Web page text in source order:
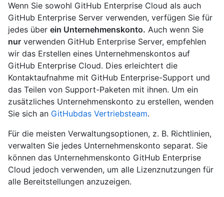
Wenn Sie sowohl GitHub Enterprise Cloud als auch
GitHub Enterprise Server verwenden, verfügen Sie für
jedes über ein Unternehmenskonto. Auch wenn Sie
nur verwenden GitHub Enterprise Server, empfehlen
wir das Erstellen eines Unternehmenskontos auf
GitHub Enterprise Cloud. Dies erleichtert die
Kontaktaufnahme mit GitHub Enterprise-Support und
das Teilen von Support-Paketen mit ihnen. Um ein
zusätzliches Unternehmenskonto zu erstellen, wenden
Sie sich an GitHubdas Vertriebsteam.
Für die meisten Verwaltungsoptionen, z. B. Richtlinien,
verwalten Sie jedes Unternehmenskonto separat. Sie
können das Unternehmenskonto GitHub Enterprise
Cloud jedoch verwenden, um alle Lizenznutzungen für
alle Bereitstellungen anzuzeigen.